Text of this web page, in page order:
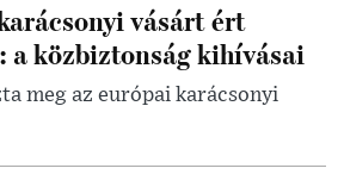
vásárt ért
a közbiztonság kihívásai
meg az európai karácsonyi